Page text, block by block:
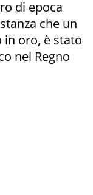
di epoca
che un
in oro, è stato
nel Regno